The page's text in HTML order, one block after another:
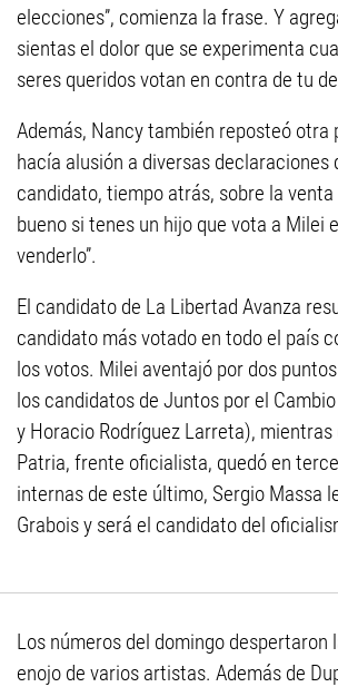
elecciones”, comienza la frase. Y
sientas el dolor que se experimenta
seres queridos votan en contra de tu
Además, Nancy también reposteó otra
hacía alusión a diversas declaraciones
candidato, tiempo atrás, sobre la venta
bueno si tenes un hijo que vota a Milei
venderlo”.
El candidato de La Libertad Avanza
candidato más votado en todo el país
los votos. Milei aventajó por dos
los candidatos de Juntos por el
y Horacio Rodríguez Larreta), mientras
Patria, frente oficialista, quedó en
internas de este último, Sergio Massa
Grabois y será el candidato del
Los números del domingo despertaron
enojo de varios artistas. Además de